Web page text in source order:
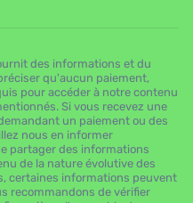
des informations et du
qu'aucun paiement,
pour accéder à notre contenu
Si vous recevez une
un paiement ou des
nous en informer
partager des informations
de la nature évolutive des
certaines informations peuvent
recommandons de vérifier